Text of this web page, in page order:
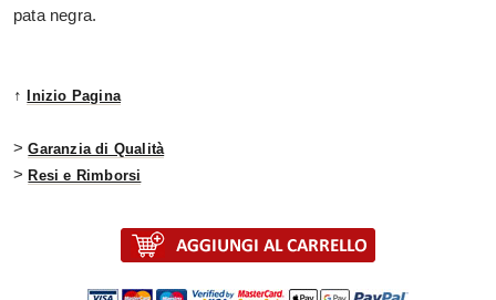
pata negra.
↑ Inizio Pagina
>Garanzia di Qualità
>Resi e Rimborsi